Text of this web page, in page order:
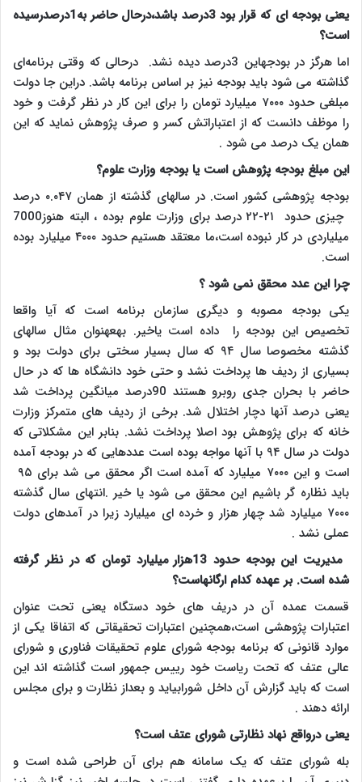
یعنی بودجه ای که قرار بود 3درصد باشد،درحال حاضر به1درصدرسیده
است؟
اما هرگز در بودجهاین 3درصد دیده نشد. درحالی که وقتی برنامه‌ای
گذاشته می شود باید بودجه نیز بر اساس برنامه باشد. دراین جا دولت
مبلغی حدود ۷۰۰۰ میلیارد تومان را برای این کار در نظر گرفت و خود
را موظف دانست که از اعتباراتش کسر و صرف پژوهش نماید که این
همان یک درصد می شود .
این مبلغ بودجه پژوهش است یا بودجه وزارت علوم؟
بودجه پژوهشی کشور است. در سالهای گذشته از همان ۰.۰۴۷ درصد
چیزی حدود ۲۱-۲۲ درصد برای وزارت علوم بوده ، البته هنوز7000
میلیاردی در کار نبوده است،ما معتقد هستیم حدود ۴۰۰۰ میلیارد بوده
است.
چرا این عدد محقق نمی شود ؟
یکی بودجه مصوبه و دیگری سازمان برنامه است که آیا واقعا
تخصیص این بودجه را داده است یاخیر. بهعهنوان مثال سالهای
گذشته مخصوصا سال ۹۴ که سال بسیار سختی برای دولت بود و
بسیاری از ردیف ها پرداخت نشد و حتی خود دانشگاه ها که در حال
حاضر با بحران جدی روبرو هستند 90درصد میانگین پرداخت شد
یعنی درصد آنها دچار اختلال شد. برخی از ردیف های متمرکز وزارت
خانه که برای پژوهش بود اصلا پرداخت نشد. بنابر این مشکلاتی که
دولت در سال ۹۴ با آنها مواجه بوده است عددهایی که در بودجه آمده
باید نظاره گر باشیم این محقق می شود یا خیر .انتهای سال گذشته
۷۰۰۰ میلیارد شد چهار هزار و خرده ای میلیارد زیرا در آمدهای دولت
عملی نشد .
مدیریت این بودجه حدود 13هزار میلیارد تومان که در نظر گرفته
شده است. بر عهده کدام ارگانهاست؟
قسمت عمده آن در دریف های خود دستگاه یعنی تحت عنوان
اعتبارات پژوهشی است،همچنین اعتبارات تحقیقاتی که اتفاقا یکی از
موارد قانونی که برنامه بودجه شورای علوم تحقیقات فناوری و شورای
عالی عتف که تحت ریاست خود رییس جمهور است گذاشته اند این
است که باید گزارش آن داخل شورابیاید و بعداز نظارت و برای مجلس
ارائه دهند .
یعنی درواقع نهاد نظارتی شورای عتف است؟
بله شورای عتف که یک سامانه هم برای آن طراحی شده است و